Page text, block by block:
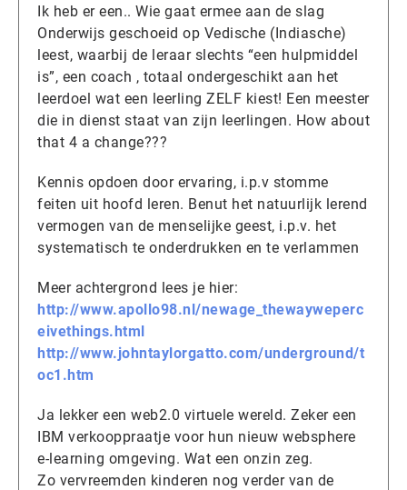
Ik heb er een.. Wie gaat ermee aan de slag
Onderwijs geschoeid op Vedische (Indiasche)
leest, waarbij de leraar slechts “een hulpmiddel
is”, een coach , totaal ondergeschikt aan het
leerdoel wat een leerling ZELF kiest! Een meester
die in dienst staat van zijn leerlingen. How about
that 4 a change???
Kennis opdoen door ervaring, i.p.v stomme
feiten uit hoofd leren. Benut het natuurlijk lerend
vermogen van de menselijke geest, i.p.v. het
systematisch te onderdrukken en te verlammen
Meer achtergrond lees je hier:
http://www.apollo98.nl/newage_thewayweperc
eivethings.html
http://www.johntaylorgatto.com/underground/t
oc1.htm
Ja lekker een web2.0 virtuele wereld. Zeker een
IBM verkooppraatje voor hun nieuw websphere
e-learning omgeving. Wat een onzin zeg.
Zo vervreemden kinderen nog verder van de